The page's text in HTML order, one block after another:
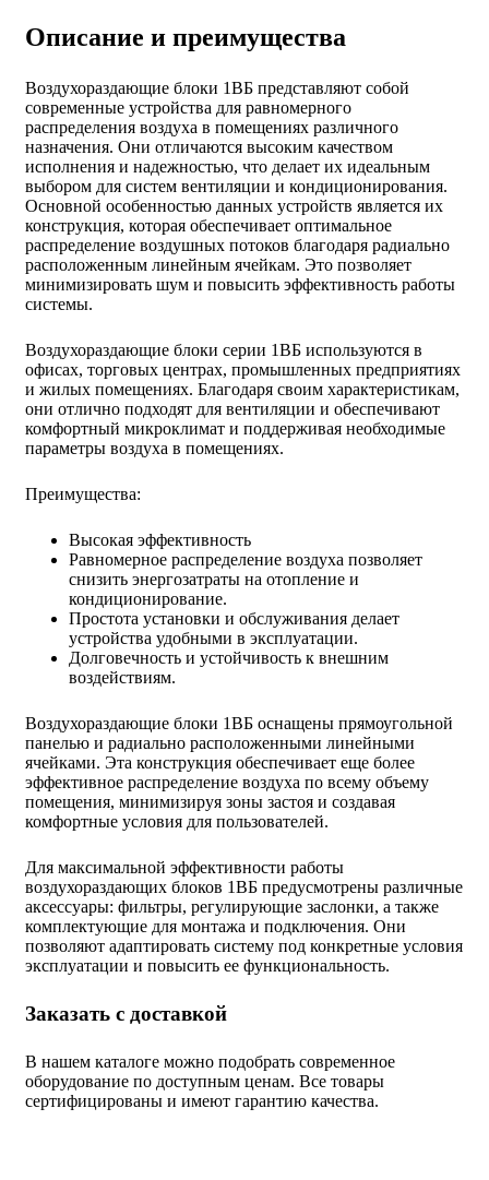
Описание и преимущества
Воздухораздающие блоки 1ВБ представляют собой
современные устройства для равномерного
распределения воздуха в помещениях различного
назначения. Они отличаются высоким качеством
исполнения и надежностью, что делает их идеальным
выбором для систем вентиляции и кондиционирования.
Основной особенностью данных устройств является их
конструкция, которая обеспечивает оптимальное
распределение воздушных потоков благодаря радиально
расположенным линейным ячейкам. Это позволяет
минимизировать шум и повысить эффективность работы
системы.
Воздухораздающие блоки серии 1ВБ используются в
офисах, торговых центрах, промышленных предприятиях
и жилых помещениях. Благодаря своим характеристикам,
они отлично подходят для вентиляции и обеспечивают
комфортный микроклимат и поддерживая необходимые
параметры воздуха в помещениях.
Преимущества:
Высокая эффективность
Равномерное распределение воздуха позволяет
снизить энергозатраты на отопление и
кондиционирование.
Простота установки и обслуживания делает
устройства удобными в эксплуатации.
Долговечность и устойчивость к внешним
воздействиям.
Воздухораздающие блоки 1ВБ оснащены прямоугольной
панелью и радиально расположенными линейными
ячейками. Эта конструкция обеспечивает еще более
эффективное распределение воздуха по всему объему
помещения, минимизируя зоны застоя и создавая
комфортные условия для пользователей.
Для максимальной эффективности работы
воздухораздающих блоков 1ВБ предусмотрены различные
аксессуары: фильтры, регулирующие заслонки, а также
комплектующие для монтажа и подключения. Они
позволяют адаптировать систему под конкретные условия
эксплуатации и повысить ее функциональность.
Заказать с доставкой
В нашем каталоге можно подобрать современное
оборудование по доступным ценам. Все товары
сертифицированы и имеют гарантию качества.